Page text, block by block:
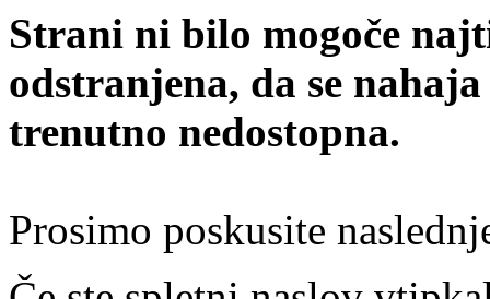
Strani ni bilo mogoče
odstranjena, da se
trenutno nedostopna.
Prosimo poskusite